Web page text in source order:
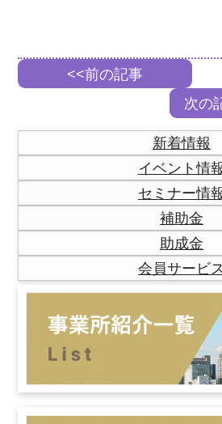
新着情報
イベント情
セミナー情
補助金
助成金
会員サービス
<<前の記事
次の